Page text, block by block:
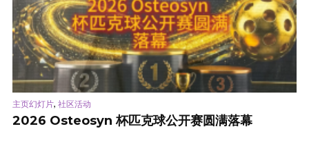
主页幻灯片, 社区活动
2026 Osteosyn 杯匹克球公开赛圆满落幕